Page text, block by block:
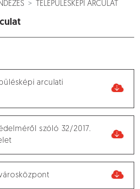
TELEPÜLÉSKÉPI ARCULAT
arculati
szóló 32/2017.
városközpont